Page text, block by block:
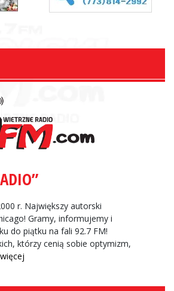
r. Największy autorski
Gramy, informujemy i
do piątku na fali 92.7 FM!
którzy cenią sobie optymizm,